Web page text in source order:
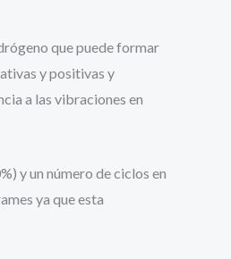
que puede formar
y positivas y
a las vibraciones en
y un número de ciclos en
ya que esta